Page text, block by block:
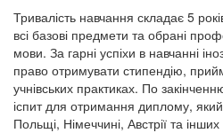
Тривалість навчання складає 5
всі базові предмети та обрані
мови. За гарні успіхи в навчанні
право отримувати стипендію,
учнівських практиках. По
іспит для отримання диплому,
Польщі, Німеччині, Австрії та